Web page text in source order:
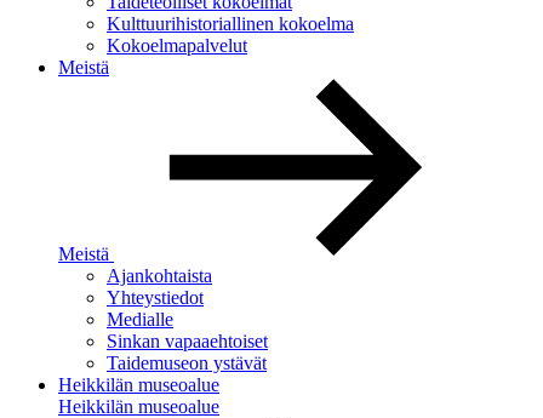
Kulttuurihistoriallinen kokoelma
Kokoelmapalvelut
Meistä
Meistä
Ajankohtaista
Yhteystiedot
Medialle
Sinkan vapaaehtoiset
Taidemuseon ystävät
Heikkilän museoalue
Heikkilän museoalue